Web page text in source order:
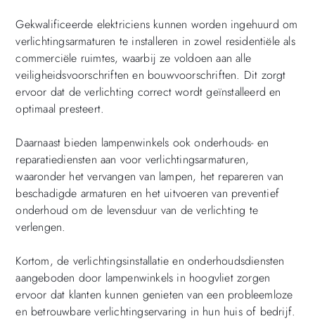
Gekwalificeerde elektriciens kunnen worden ingehuurd om
verlichtingsarmaturen te installeren in zowel residentiële als
commerciële ruimtes, waarbij ze voldoen aan alle
veiligheidsvoorschriften en bouwvoorschriften. Dit zorgt
ervoor dat de verlichting correct wordt geïnstalleerd en
optimaal presteert.
Daarnaast bieden lampenwinkels ook onderhouds- en
reparatiediensten aan voor verlichtingsarmaturen,
waaronder het vervangen van lampen, het repareren van
beschadigde armaturen en het uitvoeren van preventief
onderhoud om de levensduur van de verlichting te
verlengen.
Kortom, de verlichtingsinstallatie en onderhoudsdiensten
aangeboden door lampenwinkels in hoogvliet zorgen
ervoor dat klanten kunnen genieten van een probleemloze
en betrouwbare verlichtingservaring in hun huis of bedrijf.